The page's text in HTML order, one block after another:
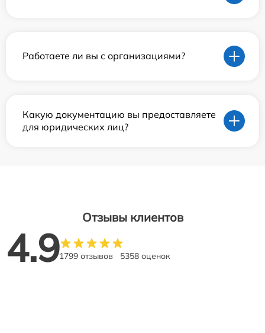
Работаете ли вы с организациями?
Какую документацию вы предоставляете
для юридических лиц?
Отзывы клиентов
4.91799 отзывов 5358 оценок